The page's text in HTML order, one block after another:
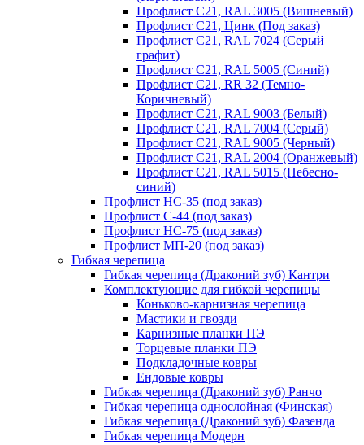
Профлист С21, RAL 3005 (Вишневый)
Профлист С21, Цинк (Под заказ)
Профлист С21, RAL 7024 (Серый
графит)
Профлист С21, RAL 5005 (Синий)
Профлист С21, RR 32 (Темно-
Коричневый)
Профлист С21, RAL 9003 (Белый)
Профлист С21, RAL 7004 (Серый)
Профлист С21, RAL 9005 (Черный)
Профлист С21, RAL 2004 (Оранжевый)
Профлист С21, RAL 5015 (Небесно-
синий)
Профлист НС-35 (под заказ)
Профлист С-44 (под заказ)
Профлист НС-75 (под заказ)
Профлист МП-20 (под заказ)
Гибкая черепица
Гибкая черепица (Драконий зуб) Кантри
Комплектующие для гибкой черепицы
Коньково-карнизная черепица
Мастики и гвозди
Карнизные планки ПЭ
Торцевые планки ПЭ
Подкладочные ковры
Ендовые ковры
Гибкая черепица (Драконий зуб) Ранчо
Гибкая черепица однослойная (Финская)
Гибкая черепица (Драконий зуб) Фазенда
Гибкая черепица Модерн